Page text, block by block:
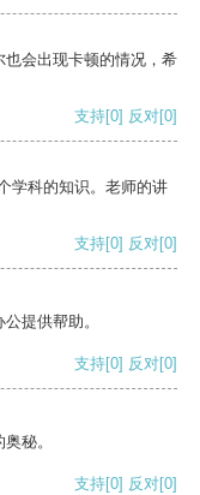
会出现卡顿的情况，希
支持[0] 反对[0]
学科的知识。老师的讲
支持[0] 反对[0]
提供帮助。
支持[0] 反对[0]
秘。
支持[0] 反对[0]